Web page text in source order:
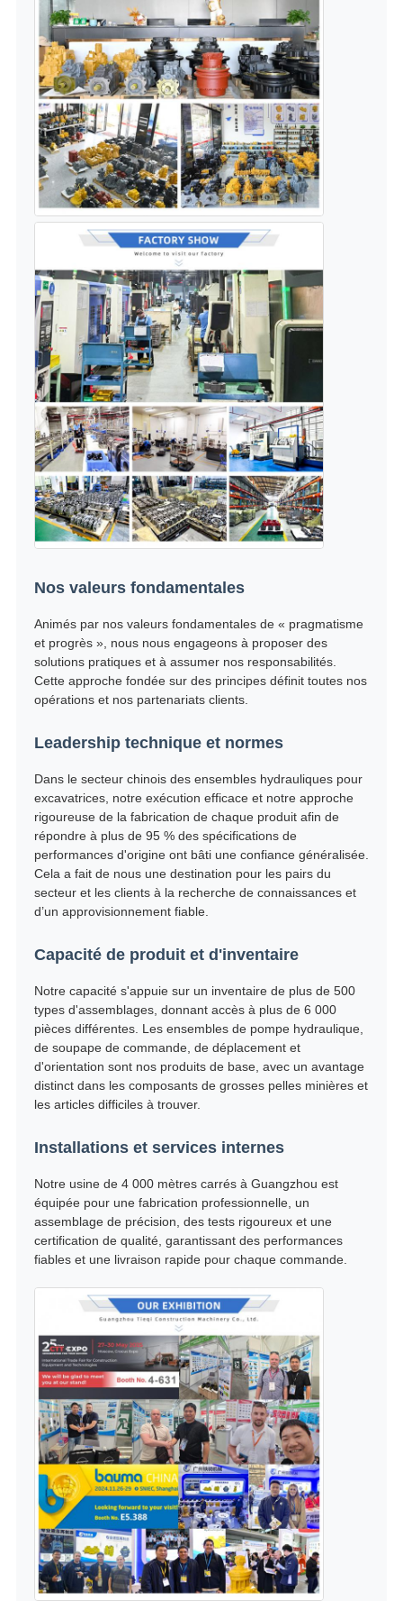
Nos valeurs fondamentales
Animés par nos valeurs fondamentales de « pragmatisme
et progrès », nous nous engageons à proposer des
solutions pratiques et à assumer nos responsabilités.
Cette approche fondée sur des principes définit toutes nos
opérations et nos partenariats clients.
Leadership technique et normes
Dans le secteur chinois des ensembles hydrauliques pour
excavatrices, notre exécution efficace et notre approche
rigoureuse de la fabrication de chaque produit afin de
répondre à plus de 95 % des spécifications de
performances d'origine ont bâti une confiance généralisée.
Cela a fait de nous une destination pour les pairs du
secteur et les clients à la recherche de connaissances et
d’un approvisionnement fiable.
Capacité de produit et d'inventaire
Notre capacité s'appuie sur un inventaire de plus de 500
types d'assemblages, donnant accès à plus de 6 000
pièces différentes. Les ensembles de pompe hydraulique,
de soupape de commande, de déplacement et
d'orientation sont nos produits de base, avec un avantage
distinct dans les composants de grosses pelles minières et
les articles difficiles à trouver.
Installations et services internes
Notre usine de 4 000 mètres carrés à Guangzhou est
équipée pour une fabrication professionnelle, un
assemblage de précision, des tests rigoureux et une
certification de qualité, garantissant des performances
fiables et une livraison rapide pour chaque commande.